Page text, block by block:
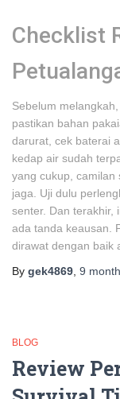
Checklist
Sebelum
pastikan bahan
darurat, cek baterai
kedap air sudah
yang cukup, camilan
jaga. Uji dulu
senter. Dan terakhir,
ada tanda keausan.
dirawat dengan baik
By gek4869 9
BLOG
Review